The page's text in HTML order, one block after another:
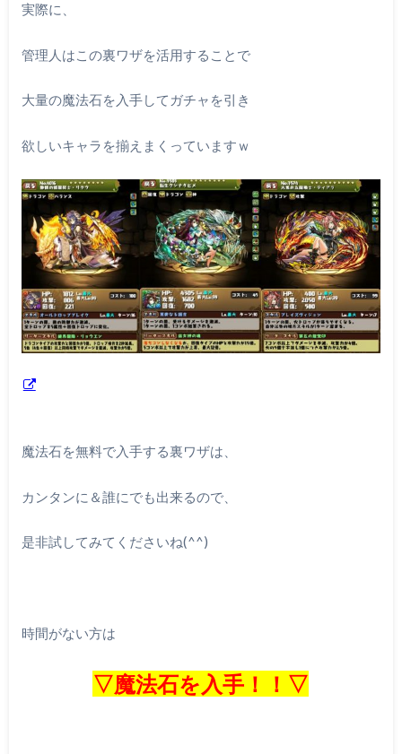
実際に、
管理人はこの裏ワザを活用することで
大量の魔法石を入手してガチャを引き
欲しいキャラを揃えまくっていますｗ
魔法石を無料で入手する裏ワザは、
カンタンに＆誰にでも出来るので、
是非試してみてくださいね(^^)
時間がない方は
▽魔法石を入手！！▽